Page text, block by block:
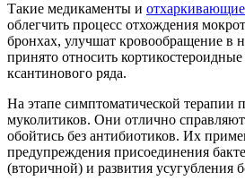
Такие медикаменты и отхаркивающие
облегчить процесс отхождения
бронхах, улучшат кровообращение в
принято относить
ксантинового ряда.
На этапе симптоматической терапии
муколитиков. Они отлично
обойтись без антибиотиков. Их
предупреждения присоединения
(вторичной) и развития усугубления